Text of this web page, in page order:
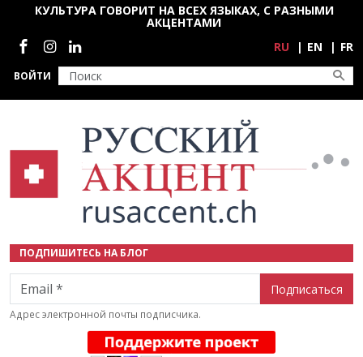
Перейти к основному содержанию
ВОЙТИ
КУЛЬТУРА ГОВОРИТ НА ВСЕХ ЯЗЫКАХ, С РАЗНЫМИ
АКЦЕНТАМИ
Социальные сети
RU EN FR
ПОДПИШИТЕСЬ НА БЛОГ
Email
Адрес электронной почты подписчика.